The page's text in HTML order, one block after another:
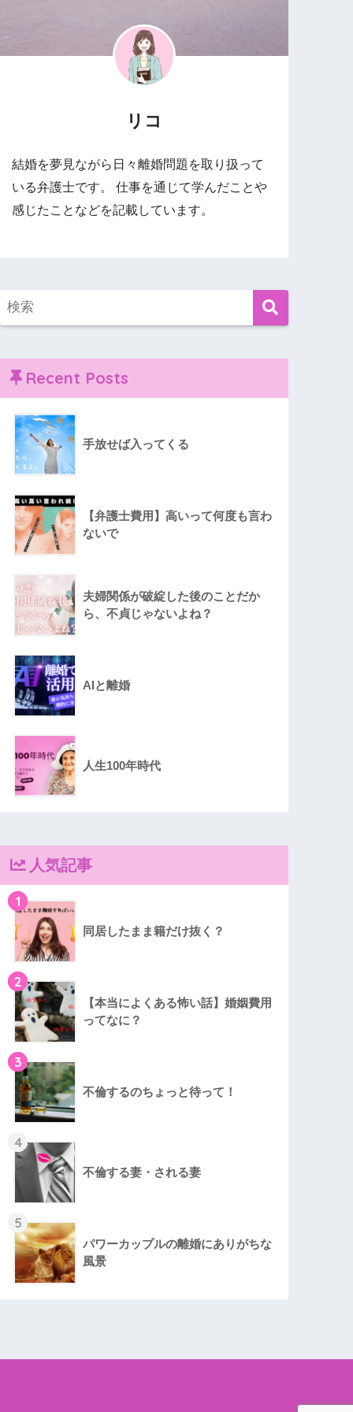
リコ
結婚を夢見ながら日々離婚問題を取り扱って
いる弁護士です。 仕事を通じて学んだことや
感じたことなどを記載しています。
Recent Posts
手放せば入ってくる
【弁護士費用】高いって何度も言わ
ないで
夫婦関係が破綻した後のことだか
ら、不貞じゃないよね？
AIと離婚
人生100年時代
人気記事
1
同居したまま籍だけ抜く？
2
【本当によくある怖い話】婚姻費用
ってなに？
3
不倫するのちょっと待って！
4
不倫する妻・される妻
5
パワーカップルの離婚にありがちな
風景